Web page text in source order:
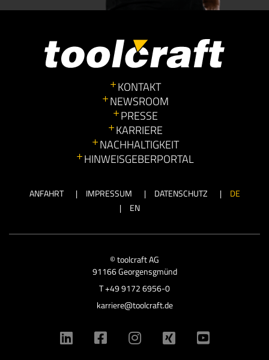
KONTAKT
NEWSROOM
PRESSE
KARRIERE
NACHHALTIGKEIT
HINWEISGEBERPORTAL
ANFAHRT IMPRESSUM DATENSCHUTZ
DE
EN
© toolcraft AG
91166 Georgensgmünd
T+49 9172 6956-0
karriere@toolcraft.de